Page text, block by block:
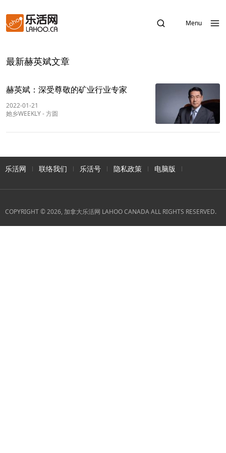
Menu
最新赫英斌文章
赫英斌：深受尊敬的矿业行业专家
2022-01-21
她乡WEEKLY-方圆
乐活网 联络我们 乐活号 隐私政策 电脑版
COPYRIGHT © 2026, 加拿大乐活网 LAHOO CANADA ALL RIGHTS RESERVED.